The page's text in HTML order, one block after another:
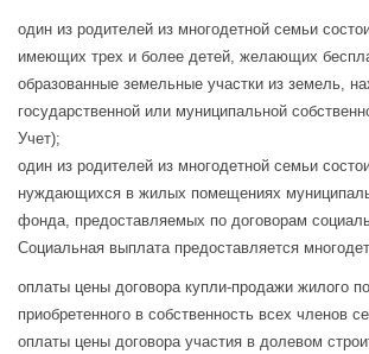
один из родителей из многодетной семьи
имеющих трех и более детей, желающих
образованные земельные участки из земель,
государственной или муниципальной
Учет);
один из родителей из многодетной семьи
нуждающихся в жилых помещениях
фонда, предоставляемых по договорам
Социальная выплата предоставляется
оплаты цены договора купли-продажи жилого
приобретенного в собственность всех членов
оплаты цены договора участия в долевом